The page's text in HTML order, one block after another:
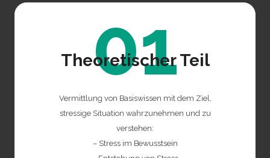
01
Theoretischer Teil
Vermittlung von Basiswissen mit dem Ziel,
stressige Situation wahrzunehmen und zu
verstehen:
– Stress im Bewusstsein